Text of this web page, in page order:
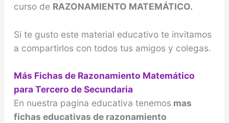
curso de RAZONAMIENTO MATEMÁTICO.
Si te gusto este material educativo te invitamos
a compartirlos con todos tus amigos y colegas.
Más Fichas de Razonamiento Matemático
para Tercero de Secundaria
En nuestra pagina educativa tenemos mas
fichas educativas de razonamiento